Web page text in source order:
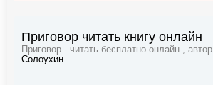
Приговор читать книгу онлайн
Приговор - читать бесплатно онлайн , автор
Солоухин